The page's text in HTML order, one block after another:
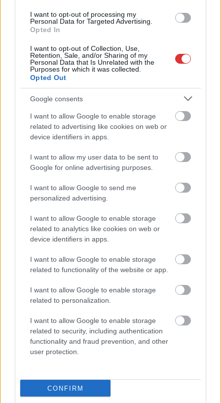
I want to opt-out of processing my
Personal Data for Targeted Advertising.
Opted In
I want to opt-out of Collection, Use,
Retention, Sale, and/or Sharing of my
Personal Data that Is Unrelated with the
Purposes for which it was collected.
Opted Out
Google consents
I want to allow Google to enable storage
related to advertising like cookies on web or
device identifiers in apps.
I want to allow my user data to be sent to
Google for online advertising purposes.
I want to allow Google to send me
personalized advertising.
I want to allow Google to enable storage
related to analytics like cookies on web or
device identifiers in apps.
I want to allow Google to enable storage
related to functionality of the website or app.
I want to allow Google to enable storage
related to personalization.
I want to allow Google to enable storage
related to security, including authentication
functionality and fraud prevention, and other
user protection.
CONFIRM
autó útját, teljesen lehetetlenné téve annak kiállását a
parkolóhelyről.
TOVÁBB OLVASOM
Szolnok bmw-s,eltorlaszol,kiállás,parkolás
szabálytalanság, Szolnok
lassan már magától hazatalál
2024.02.24. Kiss Lajos
Egyszer megvásárolta a
csépai tulajdonos és
Azóta kétszer ellopták,
mindkétszer sikerrel
visszaszerezték.
TOVÁBB OLVASOM
JNSZ megyei hírek csépa, elkövető,ellopott,Jász-Nagykun-Szolnok
Jászkunság, lopás,televízió,tulajdonos
Bejegyzés
navigáció
Régebbi bejegyzések